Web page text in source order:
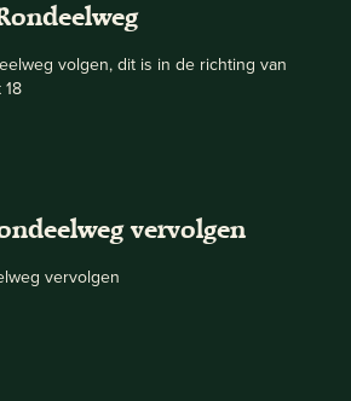
volgen, dit is in de richting van
vervolgen
vervolgen